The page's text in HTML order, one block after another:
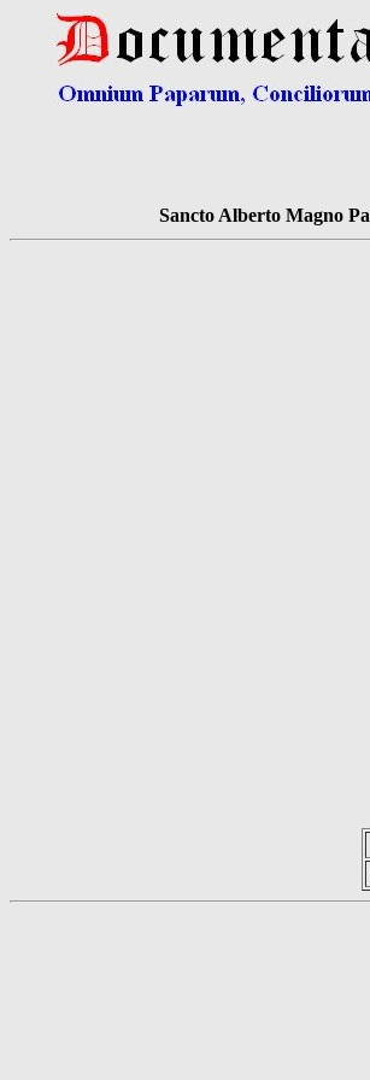
Sancto Alberto Magno